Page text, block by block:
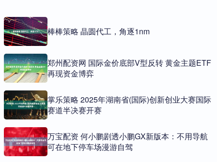
棒棒策略 晶圆代工，角逐1nm
郑州配资网 国际金价底部V型反转 黄金主题ETF
再现资金博弈
掌乐策略 2025年湖南省(国际)创新创业大赛国际
赛道半决赛开赛
万宝配资 何小鹏剧透小鹏GX新版本：不用导航
可在地下停车场漫游自驾